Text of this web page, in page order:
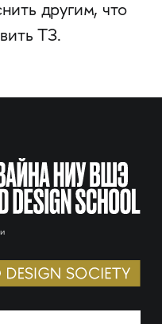
другим, что
ТЗ.